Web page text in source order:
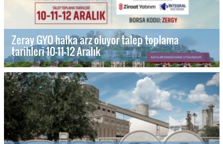
Zeray GYO halka arz oluyor talep toplama
tarihleri 10-11-12 Aralık